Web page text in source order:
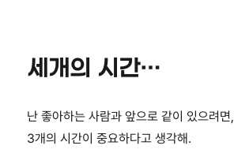
세개의 시간…
난 좋아하는 사람과 앞으로 같이 있으려면,
3개의 시간이 중요하다고 생각해.